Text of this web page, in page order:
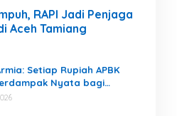
RAPI Jadi Penjaga
Aceh Tamiang
Setiap Rupiah APBK
Nyata bagi